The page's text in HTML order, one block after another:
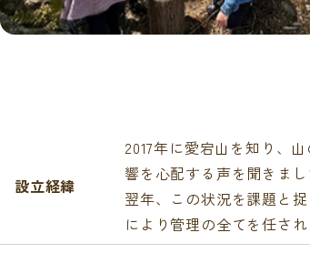
設立経緯
2017年に愛宕山を知り、
響を心配する声を聞きまし
翌年、この状況を課題と
により管理の全てを任され